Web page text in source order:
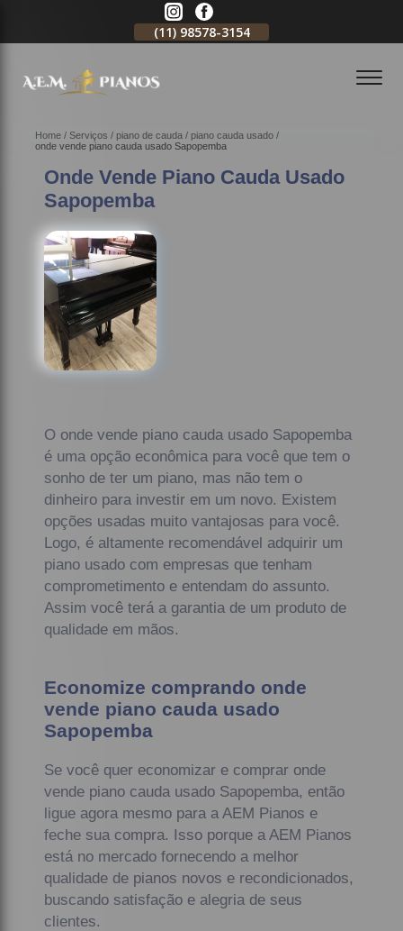
(11) 98578-3154
Home Serviços piano de cauda
piano cauda usado
onde vende piano cauda usado Sapopemba
Onde Vende Piano Cauda Usado
Sapopemba
O onde vende piano cauda usado Sapopemba
é uma opção econômica para você que tem o
sonho de ter um piano, mas não tem o
dinheiro para investir em um novo. Existem
opções usadas muito vantajosas para você.
Logo, é altamente recomendável adquirir um
piano usado com empresas que tenham
comprometimento e entendam do assunto.
Assim você terá a garantia de um produto de
qualidade em mãos.
Economize comprando onde
vende piano cauda usado
Sapopemba
Se você quer economizar e comprar onde
vende piano cauda usado Sapopemba, então
ligue agora mesmo para a AEM Pianos e
feche sua compra. Isso porque a AEM Pianos
está no mercado fornecendo a melhor
qualidade de pianos novos e recondicionados,
buscando satisfação e alegria de seus
clientes.